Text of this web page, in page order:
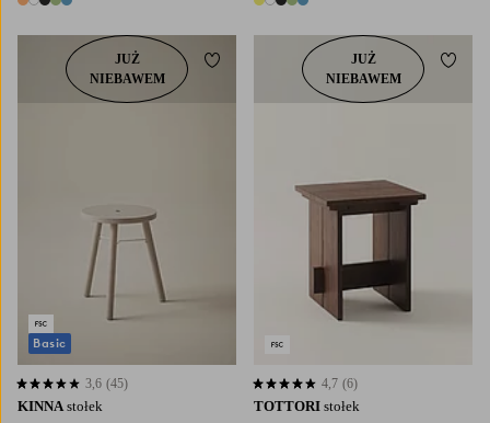
5 kolory 5 kolory
KINNA stołek
3,6 opierając się na 45 ocenach
3,6 (45)
JUŻ
NIEBAWEM
Basic
Dodaj do ulubionych
TOTTORI stołek
4,7 opierając się na 6 ocenach
4,7 (6)
JUŻ
NIEBAWEM